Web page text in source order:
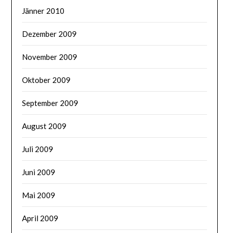
Jänner 2010
Dezember 2009
November 2009
Oktober 2009
September 2009
August 2009
Juli 2009
Juni 2009
Mai 2009
April 2009